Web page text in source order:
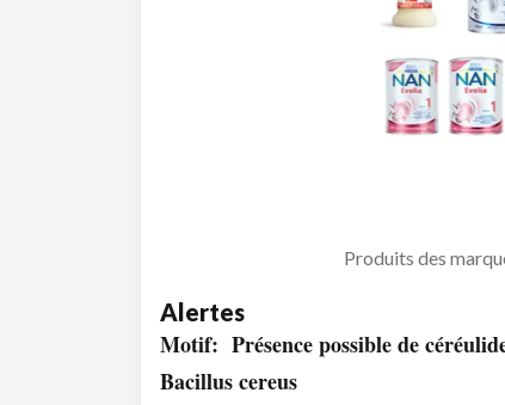
Produits des
Alertes
Motif: Présence possible de
Bacillus cereus